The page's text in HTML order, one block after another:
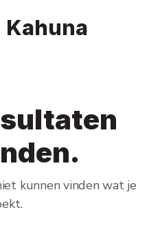
Kahuna
kunnen vinden wat je